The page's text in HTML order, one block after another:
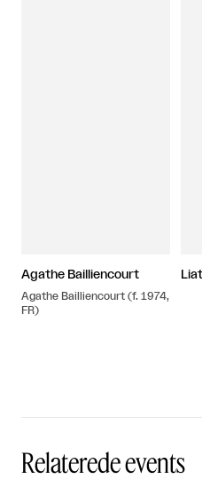
Agathe Bailliencourt
Agathe Bailliencourt (f. 1974,
FR)
Relaterede events